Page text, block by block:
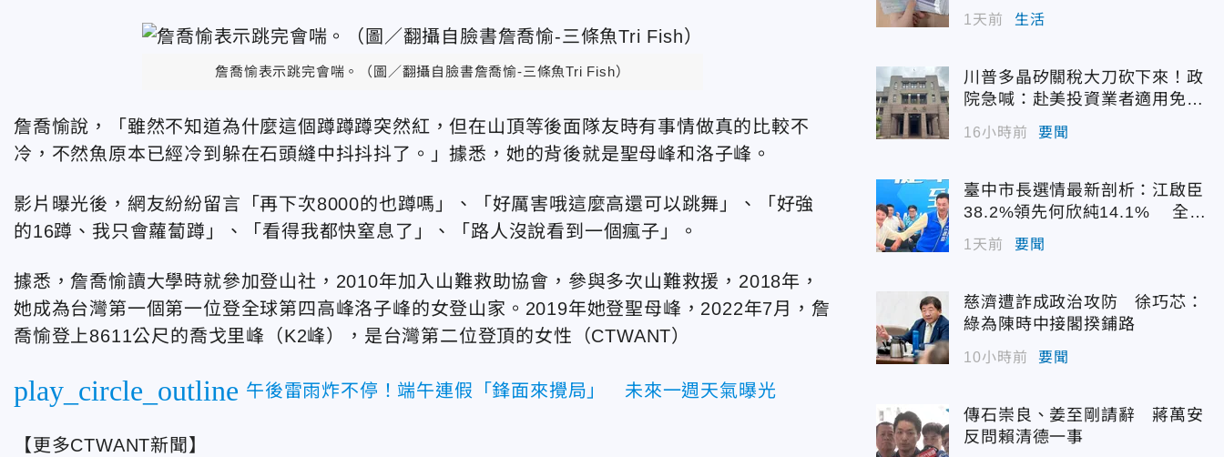
詹喬愉表示跳完會喘。（圖／翻攝自臉書詹喬愉-三條魚Tri Fish）
詹喬愉說，「雖然不知道為什麼這個蹲蹲蹲突然紅，但在山頂等後面隊友時有事情做真的比較不
冷，不然魚原本已經冷到躲在石頭縫中抖抖抖了。」據悉，她的背後就是聖母峰和洛子峰。
影片曝光後，網友紛紛留言「再下次8000的也蹲嗎」、「好厲害哦這麼高還可以跳舞」、「好強
的16蹲、我只會蘿蔔蹲」、「看得我都快窒息了」、「路人沒說看到一個瘋子」。
據悉，詹喬愉讀大學時就參加登山社，2010年加入山難救助協會，參與多次山難救援，2018年，
她成為台灣第一個第一位登全球第四高峰洛子峰的女登山家。2019年她登聖母峰，2022年7月，詹
喬愉登上8611公尺的喬戈里峰（K2峰），是台灣第二位登頂的女性（CTWANT）
play_circle_outline 午後雷雨炸不停！端午連假「鋒面來攪局」 未來一週天氣曝光
【更多CTWANT新聞】
1天前 生活
川普多晶矽關稅大刀砍下來！政
院急喊：赴美投資業者適用免稅
配額
16小時前 要聞
臺中市長選情最新剖析：江啟臣
38.2%領先何欣純14.1% 全世
代支持度全面居首
1天前 要聞
慈濟遭詐成政治攻防 徐巧芯：
綠為陳時中接閣揆鋪路
10小時前 要聞
傳石崇良、姜至剛請辭 蔣萬安
反問賴清德一事